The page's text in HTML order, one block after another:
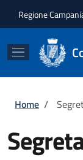
Regione
Briciole
Home /